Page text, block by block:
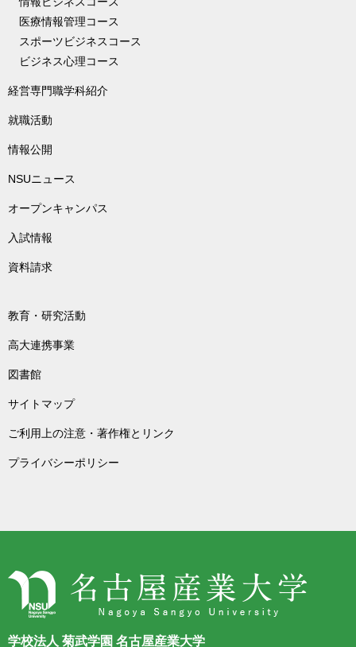
医療情報管理コース
スポーツビジネスコース
ビジネス心理コース
経営専門職学科紹介
就職活動
情報公開
NSUニュース
オープンキャンパス
入試情報
資料請求
教育・研究活動
高大連携事業
図書館
サイトマップ
ご利用上の注意・著作権とリンク
プライバシーポリシー
学校法人 菊武学園 名古屋産業大学